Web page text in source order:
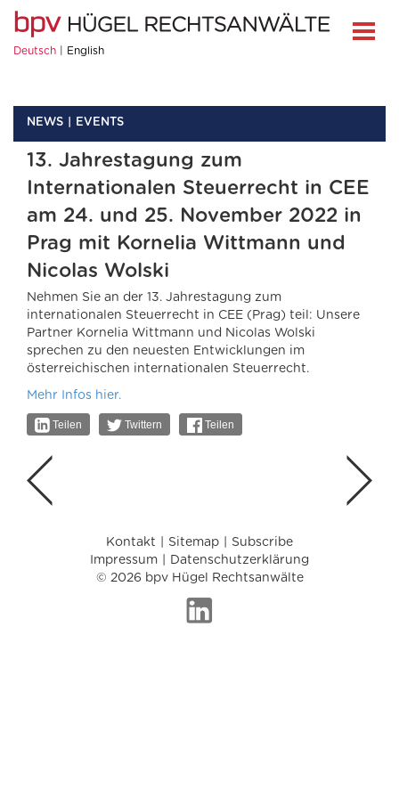
Deutsch English
NEWS EVENTS
13. Jahrestagung zum
Internationalen Steuerrecht in CEE
am 24. und 25. November 2022 in
Prag mit Kornelia Wittmann und
Nicolas Wolski
Nehmen Sie an der 13. Jahrestagung zum
internationalen Steuerrecht in CEE (Prag) teil: Unsere
Partner Kornelia Wittmann und Nicolas Wolski
sprechen zu den neuesten Entwicklungen im
österreichischen internationalen Steuerrecht.
Mehr Infos hier.
Teilen Twittern Teilen
Kontakt Sitemap
Subscribe
Impressum
Datenschutzerklärung
© 2026 bpv Hügel Rechtsanwälte